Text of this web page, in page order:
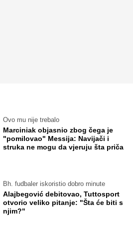
Ovo mu nije trebalo
Marciniak objasnio zbog čega je
"pomilovao" Messija: Navijači i
struka ne mogu da vjeruju šta priča
Bh. fudbaler iskoristio dobro minute
Alajbegović debitovao, Tuttosport
otvorio veliko pitanje: "Šta će biti s
njim?"